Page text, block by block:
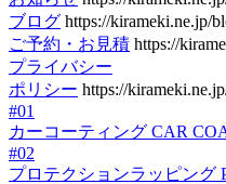
ブログ https://kirameki.ne.jp/
ご予約・お見積 https://
プライバシー
ポリシー https://
#01
カーコーティング CAR
#02
プロテクションラッピング